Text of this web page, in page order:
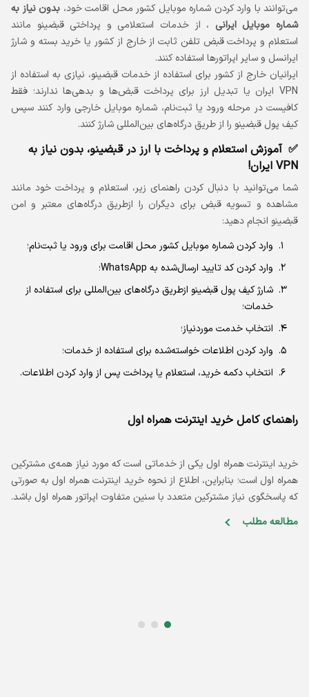
می‌توانند با وارد کردن شماره موبایل کشور محل اقامت خود، بدون نیاز به
شماره موبایل ایرانی ، از خدمات استعلامی و پرداختی قبضینو مانند
استعلام و پرداخت قبض تلفن ثابت از خارج از کشور یا خرید بسته و شارژ
ایرانسل و سایر اپراتورها استفاده کنند.
ایرانیان خارج از کشور برای استفاده از خدمات قبضینو، نیازی به استفاده از
VPN ایران یا تبدیل ارز برای پرداخت قبض‌ها و بدهی‌ها ندارند؛ فقط
کافیست در مرحله ورود یا ثبت‌نام، شماره موبایل خارجی وارد کنند سپس
کیف پول قبضینو را از طریق درگاه‌های بین‌المللی شارژ کنند.
آموزش استعلام و پرداخت با ارز در قبضینو، بدون نیاز به
VPN ایران!
شما می‌توانید با دنبال کردن راهنمای زیر، استعلام و پرداخت خود مانند
مشاهده و تسویه قبض برای دیگران را ازطریق درگاه‌های معتبر و امن
قبضینو انجام دهید:
وارد کردن شماره موبایل کشور محل اقامت برای ورود یا ثبت‌نام؛
وارد کردن کد تایید ارسال‌شده به WhatsApp؛
شارژ کیف پول قبضینو ازطریق درگاه‌های بین‌المللی برای استفاده از
خدمات؛
انتخاب خدمت موردنیاز؛
وارد کردن اطلاعات خواسته‌شده برای استفاده از خدمات؛
انتخاب دکمه خرید، استعلام یا پرداخت پس از وارد کردن اطلاعات.
اسلاید شماره 0
اسلاید شماره 1
اسلاید شماره 2
راهنمای کامل خرید اینترنت همراه اول
خرید اینترنت همراه اول یکی از خدماتی است که مورد نیاز همه‌ی مشترکین
همراه اول است؛ بنابراین، اطلاع از نحوه خرید اینترنت همراه اول به صورتی
که پاسخگوی نیاز مشترکین متعدد با سنین متفاوت اپراتور همراه اول باشد.
مطالعه مطلب